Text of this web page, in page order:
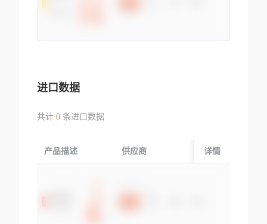
进口数据
共计 0条进口数据
产品描述 供应商 起运国/地区
详情